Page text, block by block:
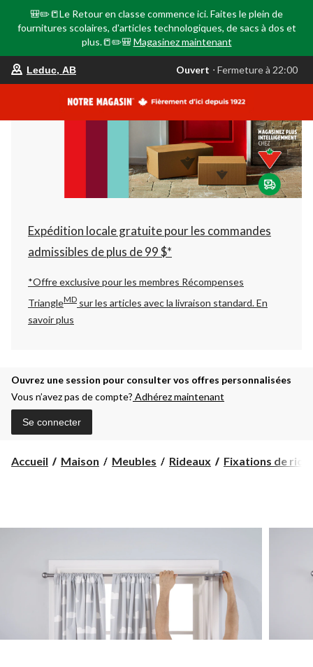
🎒✏️📒Le Retour en classe commence ici. Faites le plein de
fournitures scolaires, d'articles technologiques, de sacs à dos et
plus.📒✏️🎒 Magasinez maintenant
votre
est
AB,
Ouvert,
Fermeture
à
22:00
changer
Leduc, AB Ouvert ⋅ Fermeture à 22:00
Expédition locale gratuite pour les commandes
admissibles de plus de 99 $*
*Offre exclusive pour les membres Récompenses
TriangleMD sur les articles avec la livraison standard.En
savoir plus
Ouvrez une session pour consulter vos offres personnalisées
Vous n’avez pas de compte? Adhérez maintenant
Se connecter
Accueil Maison Meubles Rideaux Fixations de